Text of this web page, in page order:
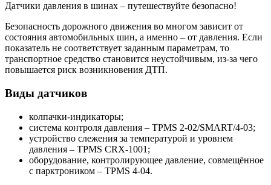
Датчики давления в шинах – путешествуйте безопасно!
Безопасность дорожного движения во многом зависит от
состояния автомобильных шин, а именно – от давления. Если
показатель не соответствует заданным параметрам, то
транспортное средство становится неустойчивым, из-за чего
повышается риск возникновения ДТП.
Виды датчиков
колпачки-индикаторы;
система контроля давления – TPMS 2-02/SMART/4-03;
устройство слежения за температурой и уровнем
давления – TPMS CRX-1001;
оборудование, контролирующее давление, совмещённое
с парктроником – TPMS 4-04.